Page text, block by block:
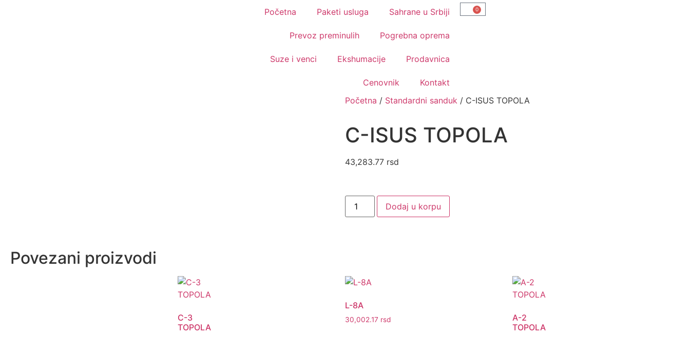
Početna Paketi usluga Sahrane u Srbiji
Prevoz preminulih Pogrebna oprema
Suze i venci Ekshumacije Prodavnica
Cenovnik Kontakt
0
Početna / Standardni sanduk / C-ISUS TOPOLA
C-ISUS TOPOLA
43,283.77 rsd
Dodaj u korpu
Povezani proizvodi
C-3
TOPOLA
L-8A
30,002.17 rsd
A-2
TOPOLA